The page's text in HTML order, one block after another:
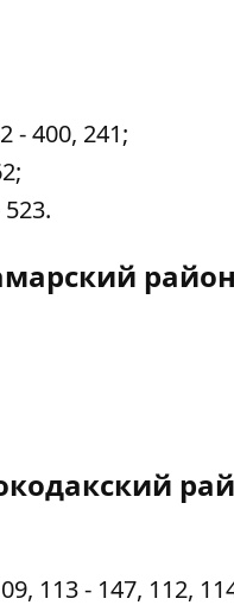
- 400, 241;
113 - 147, 112,